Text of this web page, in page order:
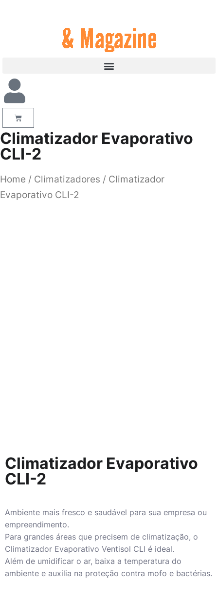
Climatizador Evaporativo
CLI-2
Home / Climatizadores / Climatizador
Evaporativo CLI-2
Climatizador Evaporativo
CLI-2
Ambiente mais fresco e saudável para sua empresa ou
empreendimento.
Para grandes áreas que precisem de climatização, o
Climatizador Evaporativo Ventisol CLI é ideal.
Além de umidificar o ar, baixa a temperatura do
ambiente e auxilia na proteção contra mofo e bactérias.